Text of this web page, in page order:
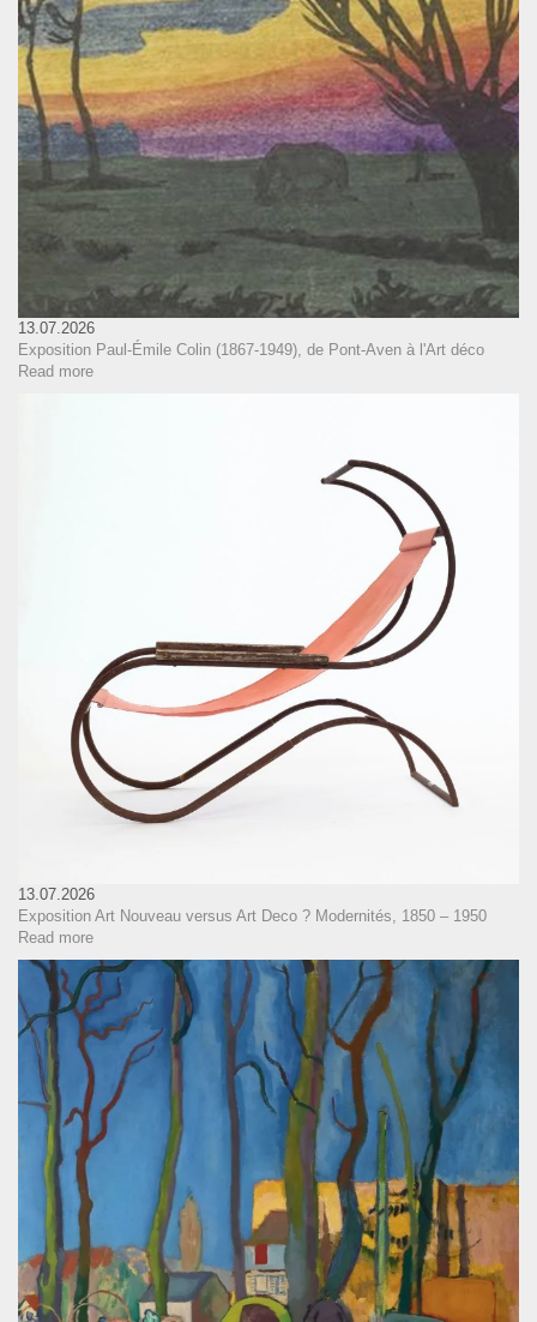
13.07.2026
Exposition Paul-Émile Colin (1867-1949), de Pont-Aven à l'Art déco
Read more
13.07.2026
Exposition Art Nouveau versus Art Deco ? Modernités, 1850 – 1950
Read more